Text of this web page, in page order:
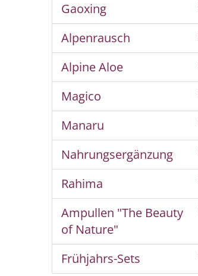
Gaoxing
Alpenrausch
Alpine Aloe
Magico
Manaru
Nahrungsergänzung
Rahima
Ampullen "The Beauty
of Nature"
Frühjahrs-Sets